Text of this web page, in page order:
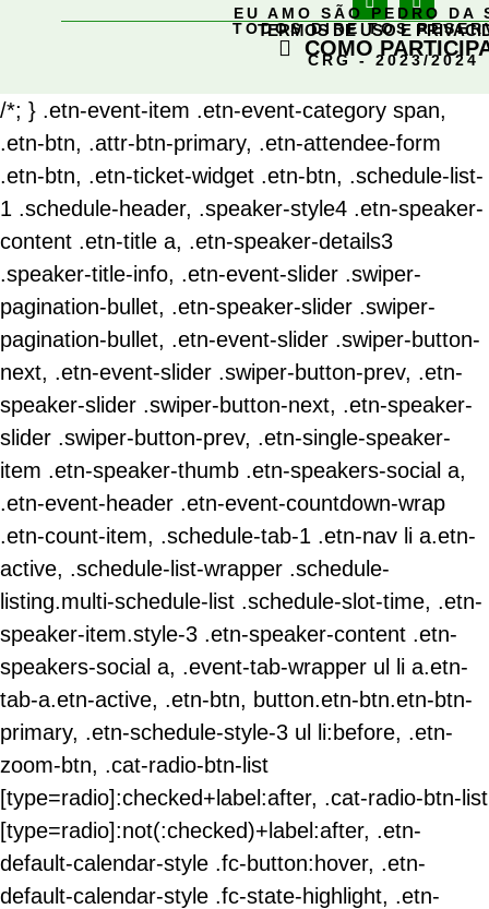
EU AMO SÃO PEDRO DA
TODOS DIREITOS
CRG - 2023/2024
TERMOS DE USO E
COMO
/*; } .etn-event-item .etn-event-category span,
.etn-btn, .attr-btn-primary, .etn-attendee-form
.etn-btn, .etn-ticket-widget .etn-btn, .schedule-list-
1 .schedule-header, .speaker-style4 .etn-speaker-
content .etn-title a, .etn-speaker-details3
.speaker-title-info, .etn-event-slider .swiper-
pagination-bullet, .etn-speaker-slider .swiper-
pagination-bullet, .etn-event-slider .swiper-button-
next, .etn-event-slider .swiper-button-prev, .etn-
speaker-slider .swiper-button-next, .etn-speaker-
slider .swiper-button-prev, .etn-single-speaker-
item .etn-speaker-thumb .etn-speakers-social a,
.etn-event-header .etn-event-countdown-wrap
.etn-count-item, .schedule-tab-1 .etn-nav li a.etn-
active, .schedule-list-wrapper .schedule-
listing.multi-schedule-list .schedule-slot-time, .etn-
speaker-item.style-3 .etn-speaker-content .etn-
speakers-social a, .event-tab-wrapper ul li a.etn-
tab-a.etn-active, .etn-btn, button.etn-btn.etn-btn-
primary, .etn-schedule-style-3 ul li:before, .etn-
zoom-btn, .cat-radio-btn-list
[type=radio]:checked+label:after, .cat-radio-btn-list
[type=radio]:not(:checked)+label:after, .etn-
default-calendar-style .fc-button:hover, .etn-
default-calendar-style .fc-state-highlight, .etn-